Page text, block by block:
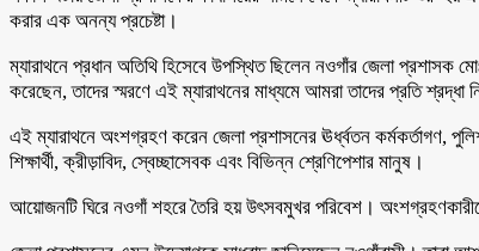
করার এক অনন্য প্রচেষ্টা।
ম্যারাথনে প্রধান অতিথি হিসেবে উপস্থিত ছিলেন নওগাঁর জেলা
করেছেন, তাদের স্মরণে এই ম্যারাথনের মাধ্যমে আমরা তাদের প্রতি
এই ম্যারাথনে অংশগ্রহণ করেন জেলা প্রশাসনের ঊর্ধ্বতন কর্মকর্তাগণ,
শিক্ষার্থী, ক্রীড়াবিদ, স্বেচ্ছাসেবক এবং বিভিন্ন শ্রেণিপেশার মানুষ।
আয়োজনটি ঘিরে নওগাঁ শহরে তৈরি হয় উৎসবমুখর পরিবেশ।